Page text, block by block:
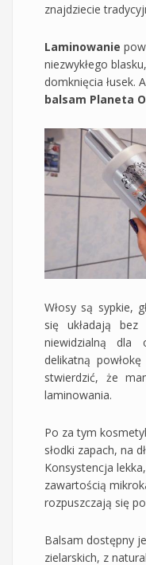
znajdziecie
Laminowanie
niezwykłego
domknięcia łusek.
balsam Planeta
Włosy są sypkie,
się układają
niewidzialną dla
delikatną
stwierdzić, że
laminowania.
Po za tym
słodki zapach, na
Konsystencja
zawartością
rozpuszczają się
Balsam dostępny
zielarskich, z